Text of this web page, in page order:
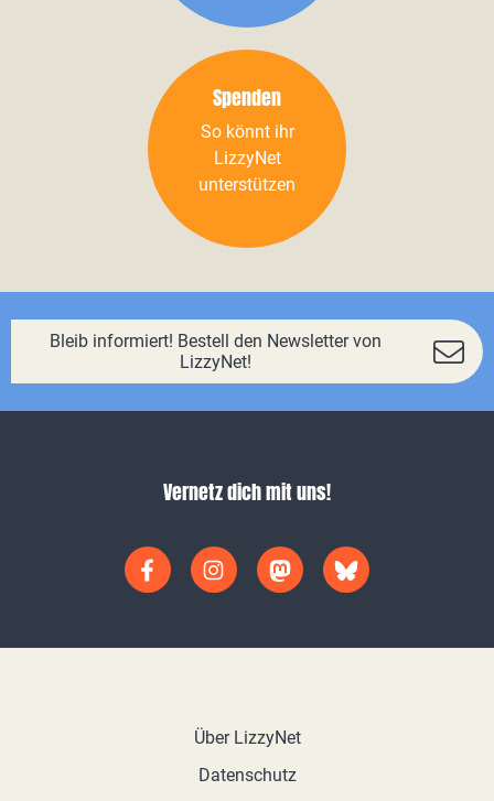
Spenden
So könnt ihr
LizzyNet
unterstützen
Bleib informiert! Bestell den Newsletter von
LizzyNet!
Vernetz dich mit uns!
Über LizzyNet
Datenschutz